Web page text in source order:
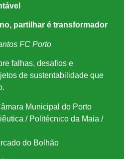
partilhar é transformador
FC Porto
falhas, desafios e
de sustentabilidade que
Municipal do Porto
/ Politécnico da Maia /
do Bolhão